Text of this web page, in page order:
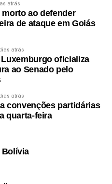
atrás
ao defender
de ataque em Goiás
atrás
oficializa
ao Senado pelo
atrás
convenções partidárias
quarta-feira
Bolívia